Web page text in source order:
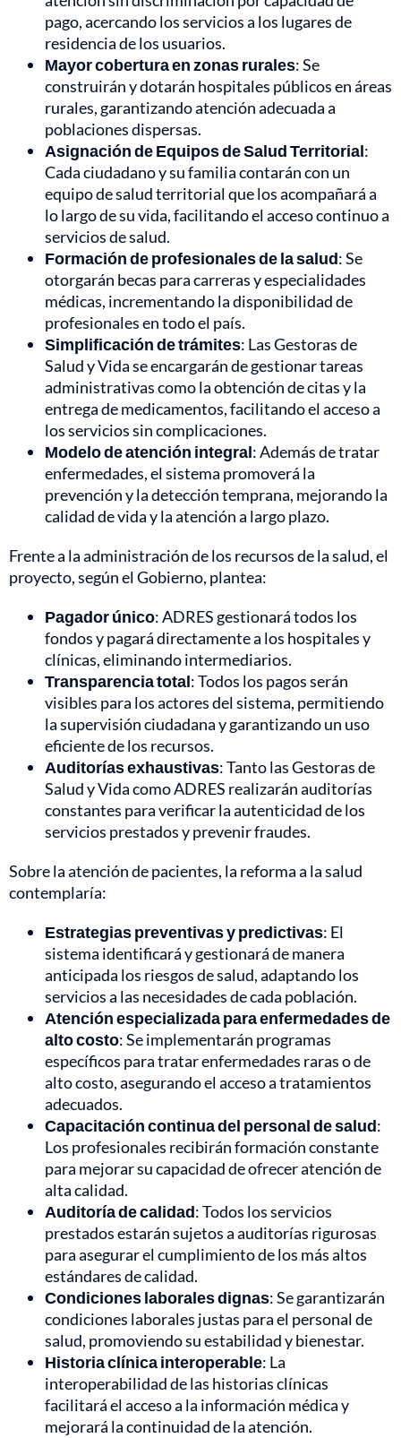
pago, acercando los servicios a los lugares de
residencia de los usuarios.
Mayor cobertura en zonas rurales: Se
construirán y dotarán hospitales públicos en áreas
rurales, garantizando atención adecuada a
poblaciones dispersas.
Asignación de Equipos de Salud Territorial:
Cada ciudadano y su familia contarán con un
equipo de salud territorial que los acompañará a
lo largo de su vida, facilitando el acceso continuo a
servicios de salud.
Formación de profesionales de la salud: Se
otorgarán becas para carreras y especialidades
médicas, incrementando la disponibilidad de
profesionales en todo el país.
Simplificación de trámites: Las Gestoras de
Salud y Vida se encargarán de gestionar tareas
administrativas como la obtención de citas y la
entrega de medicamentos, facilitando el acceso a
los servicios sin complicaciones.
Modelo de atención integral: Además de tratar
enfermedades, el sistema promoverá la
prevención y la detección temprana, mejorando la
calidad de vida y la atención a largo plazo.
Frente a la administración de los recursos de la salud, el
proyecto, según el Gobierno, plantea:
Pagador único: ADRES gestionará todos los
fondos y pagará directamente a los hospitales y
clínicas, eliminando intermediarios.
Transparencia total: Todos los pagos serán
visibles para los actores del sistema, permitiendo
la supervisión ciudadana y garantizando un uso
eficiente de los recursos.
Auditorías exhaustivas: Tanto las Gestoras de
Salud y Vida como ADRES realizarán auditorías
constantes para verificar la autenticidad de los
servicios prestados y prevenir fraudes.
Sobre la atención de pacientes, la reforma a la salud
contemplaría:
Estrategias preventivas y predictivas: El
sistema identificará y gestionará de manera
anticipada los riesgos de salud, adaptando los
servicios a las necesidades de cada población.
Atención especializada para enfermedades de
alto costo: Se implementarán programas
específicos para tratar enfermedades raras o de
alto costo, asegurando el acceso a tratamientos
adecuados.
Capacitación continua del personal de salud:
Los profesionales recibirán formación constante
para mejorar su capacidad de ofrecer atención de
alta calidad.
Auditoría de calidad: Todos los servicios
prestados estarán sujetos a auditorías rigurosas
para asegurar el cumplimiento de los más altos
estándares de calidad.
Condiciones laborales dignas: Se garantizarán
condiciones laborales justas para el personal de
salud, promoviendo su estabilidad y bienestar.
Historia clínica interoperable: La
interoperabilidad de las historias clínicas
facilitará el acceso a la información médica y
mejorará la continuidad de la atención.